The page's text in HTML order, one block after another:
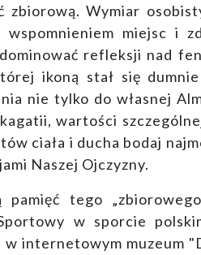
Wymiar
miejsc i
refleksji nad
ikoną stał się dumnie
nie tylko do własnej
wartości
ciała i ducha bodaj
Naszej Ojczyzny.
tego
w sporcie
internetowym muzeum